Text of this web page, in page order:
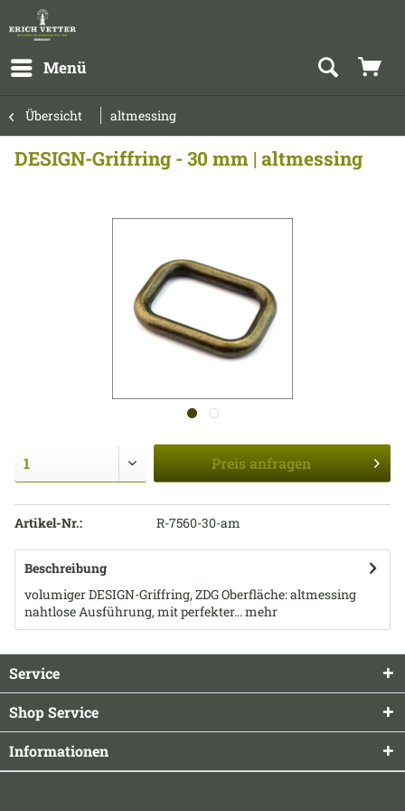
Menü
Übersicht altmessing
DESIGN-Griffring - 30 mm | altmessing
Preis anfragen
Artikel-Nr.: R-7560-30-am
Beschreibung
volumiger DESIGN-Griffring, ZDG Oberfläche: altmessing
nahtlose Ausführung, mit perfekter...mehr
Service
Shop Service
Informationen